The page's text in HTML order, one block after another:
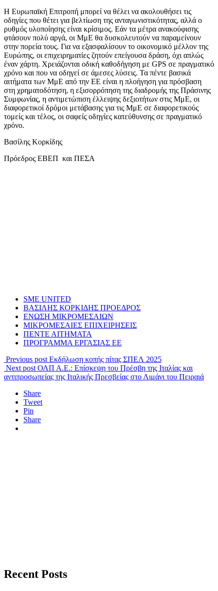
Η Ευρωπαϊκή Επιτροπή μπορεί να θέλει να ακολουθήσει τις
οδηγίες που θέτει για βελτίωση της ανταγωνιστικότητας, αλλά ο
ρυθμός υλοποίησης είναι κρίσιμος. Εάν τα μέτρα ανακούφισης
φτάσουν πολύ αργά, οι ΜμΕ θα δυσκολευτούν να παραμείνουν
στην πορεία τους. Για να εξασφαλίσουν το οικονομικό μέλλον της
Ευρώπης, οι επιχειρηματίες ζητούν επείγουσα δράση, όχι απλώς
έναν χάρτη. Χρειάζονται οδική καθοδήγηση με GPS σε πραγματικό
χρόνο και που να οδηγεί σε άμεσες λύσεις. Τα πέντε βασικά
αιτήματα των ΜμΕ από την ΕΕ είναι η πλοήγηση για πρόσβαση
στη χρηματοδότηση, η εξισορρόπηση της διαδρομής της Πράσινης
Συμφωνίας, η αντιμετώπιση έλλειψης δεξιοτήτων στις ΜμΕ, οι
διαφορετικοί δρόμοι μετάβασης για τις ΜμΕ σε διαφορετικούς
τομείς και τέλος, οι σαφείς οδηγίες κατεύθυνσης σε πραγματικό
χρόνο.
Βασίλης Κορκίδης
Πρόεδρος ΕΒΕΠ και ΠΕΣΑ
SME UNITED
ΒΑΣΙΛΗΣ ΚΟΡΚΙΔΗΣ ΠΡΟΕΔΡΟΣ
ΕΝΩΣΗ ΜΙΚΡΟΜΕΣΑΙΩΝ
ΜΙΚΡΟΜΕΣΑΙΕΣ ΕΠΙΧΕΙΡΗΣΕΙΣ
ΠΕΝΤΕ ΑΙΤΗΜΑΤΑ
ΠΡΟΓΡΑΜΜΑ ΕΡΓΑΣΙΑΣ ΕΕ
Previous post Εκδήλωση κοπής πίτας ΣΠΕΛ 2025
Next post ΟΛΠ Α.Ε.: Επίσκεψη του Πρέσβη της Ιταλίας και
αντιπροσωπείας της Ιταλικής Πρεσβείας στο Λιμάνι του Πειραιά
Share
Tweet
Pin
Share
Recent Posts